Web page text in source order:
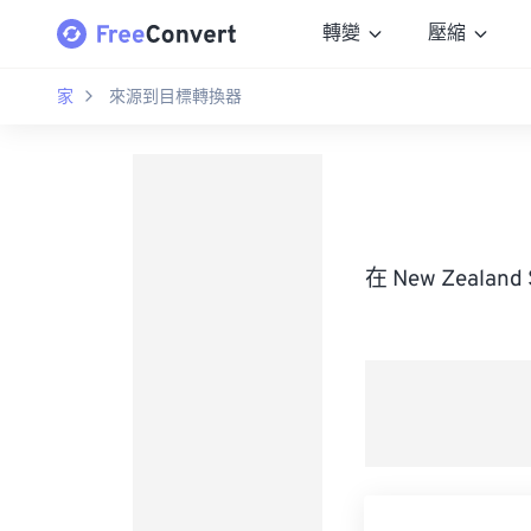
轉變 壓縮
家 來源到目標轉換器
在 New